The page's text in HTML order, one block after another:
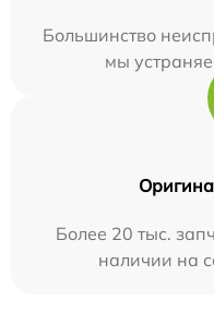
Большинство
мы
Более 20 тыс.
наличии на